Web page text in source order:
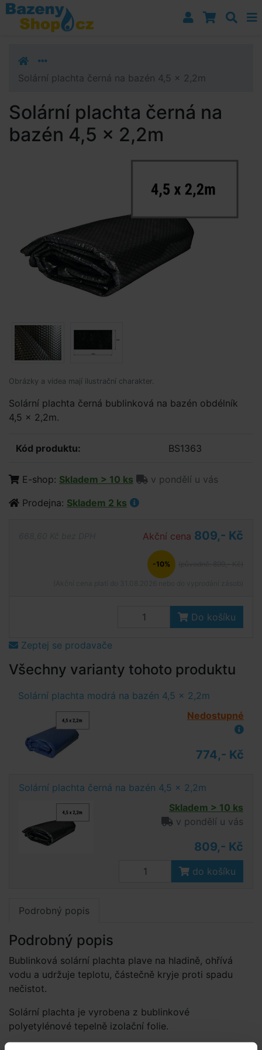
Přejít k navigaci
Přejít na obsah
Přejít k postrannímu sloupci
Solární plachta černá na bazén 4,5 x 2,2m
Solární plachta černá na
bazén 4,5 x 2,2m
Obrázky a videa mají ilustrační charakter.
Solární plachta černá bublinková na bazén obdélník
4,5 x 2,2m.
Kód produktu: BS1363
E-shop: Skladem > 10 ks
v pondělí u vás
Prodejna: Skladem 2 ks
Akční cena 809,- Kč
-10%
Do košíku
Zeptej se prodavače
Všechny varianty tohoto produktu
Solární plachta modrá na bazén 4,5 x 2,2m
Nedostupné
774,- Kč
Solární plachta černá na bazén 4,5 x 2,2m
Skladem > 10 ks
v pondělí u vás
809,- Kč
do košíku
Podrobný popis
Podrobný popis
Bublinková solární plachta plave na hladině, ohřívá
vodu a udržuje teplotu, částečně kryje proti spadu
nečistot.
Solární plachta je vyrobena z bublinkové
polyetylénové tepelně izolační folie.